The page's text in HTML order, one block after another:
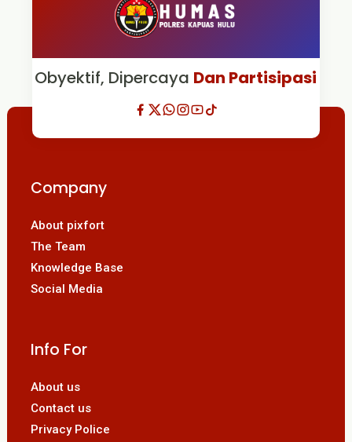
Obyektif, Dipercaya Dan Partisipasi
Company
About pixfort
The Team
Knowledge Base
Social Media
Info For
About us
Contact us
Privacy Police